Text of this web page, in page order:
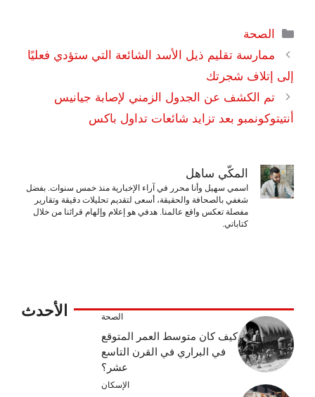
التصنيفات
الصحة
ممارسة تقليم ذيل الأسد الشائعة التي ستؤدي فعليًا
إلى إتلاف شجرتك
تم الكشف عن الجدول الزمني لإصابة جيانيس
أنتيتوكونمبو بعد تزايد شائعات تداول باكس
المكّي ساهل
اسمي سهيل وأنا محرر في آراء الإخبارية منذ خمس سنوات. بفضل
شغفي بالصحافة والحقيقة، أسعى لتقديم تحليلات دقيقة وتقارير
مفصلة تعكس واقع عالمنا. هدفي هو إعلام وإلهام قرائنا من خلال
كتاباتي.
الأحدث الصحة
كيف كان متوسط ​​العمر المتوقع
في البراري في القرن التاسع
عشر؟
الإسكان